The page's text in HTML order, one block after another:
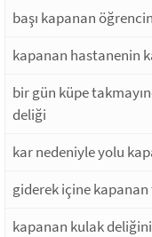
başı kapanan
kapanan hastanenin
bir gün küpe
deliği
kar nedeniyle yolu
giderek içine
kapanan kulak